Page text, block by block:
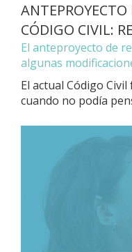
CÓDIGO CIVIL:
El anteproyecto de
algunas
El actual Código
cuando no podía